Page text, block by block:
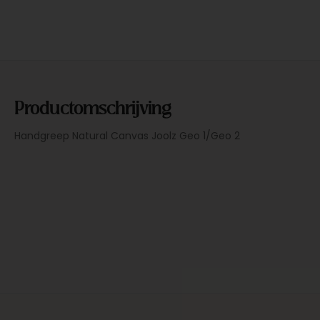
Productomschrijving
Handgreep Natural Canvas Joolz Geo 1/Geo 2